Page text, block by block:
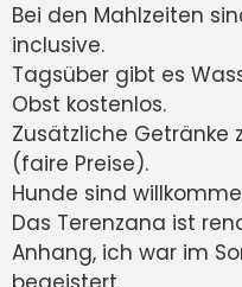
Bei den Mahlzeiten
inclusive.
Tagsüber gibt es
Obst kostenlos.
Zusätzliche Getränke
(faire Preise).
Hunde sind
Das Terenzana ist
Anhang, ich war im